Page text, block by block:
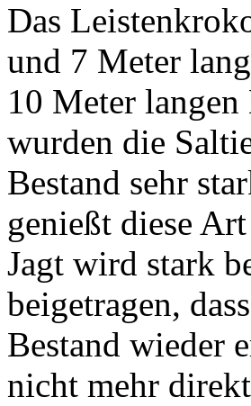
Das
und 7 Meter
10 Meter
wurden die
Bestand sehr
genießt diese
Jagt wird stark
beigetragen,
Bestand wieder
nicht mehr